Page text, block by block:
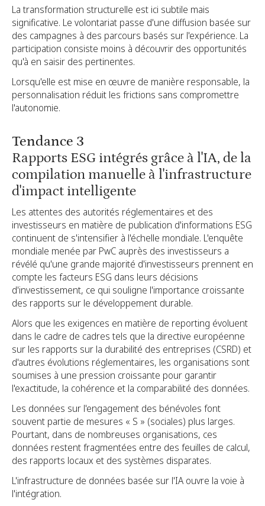
La transformation structurelle est ici subtile mais
significative. Le volontariat passe d'une diffusion basée sur
des campagnes à des parcours basés sur l'expérience. La
participation consiste moins à découvrir des opportunités
qu'à en saisir des pertinentes.
Lorsqu'elle est mise en œuvre de manière responsable, la
personnalisation réduit les frictions sans compromettre
l'autonomie.
Tendance 3
Rapports ESG intégrés grâce à l'IA, de la
compilation manuelle à l'infrastructure
d'impact intelligente
Les attentes des autorités réglementaires et des
investisseurs en matière de publication d'informations ESG
continuent de s'intensifier à l'échelle mondiale. L'enquête
mondiale menée par PwC auprès des investisseurs a
révélé qu'une grande majorité d'investisseurs prennent en
compte les facteurs ESG dans leurs décisions
d'investissement, ce qui souligne l'importance croissante
des rapports sur le développement durable.
Alors que les exigences en matière de reporting évoluent
dans le cadre de cadres tels que la directive européenne
sur les rapports sur la durabilité des entreprises (CSRD) et
d'autres évolutions réglementaires, les organisations sont
soumises à une pression croissante pour garantir
l'exactitude, la cohérence et la comparabilité des données.
Les données sur l'engagement des bénévoles font
souvent partie de mesures « S » (sociales) plus larges.
Pourtant, dans de nombreuses organisations, ces
données restent fragmentées entre des feuilles de calcul,
des rapports locaux et des systèmes disparates.
L'infrastructure de données basée sur l'IA ouvre la voie à
l'intégration.